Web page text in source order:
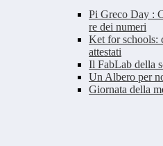
Pi Greco Day :
re dei numeri
Ket for schools:
attestati
Il FabLab della
Un Albero per
Giornata della